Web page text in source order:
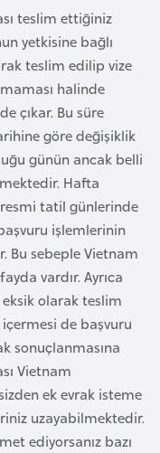
teslim ettiğiniz
yetkisine bağlı
teslim edilip vize
halinde
çıkar. Bu süre
göre değişiklik
günün ancak belli
Hafta
tatil günlerinde
işlemlerinin
Bu sebeple Vietnam
vardır. Ayrıca
olarak teslim
de başvuru
sonuçlanmasına
Vietnam
ek evrak isteme
uzayabilmektedir.
ediyorsanız bazı